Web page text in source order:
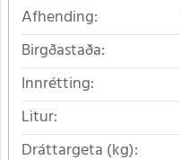
Afhending:
Birgðastaða:
Innrétting:
Litur:
Dráttargeta (kg):